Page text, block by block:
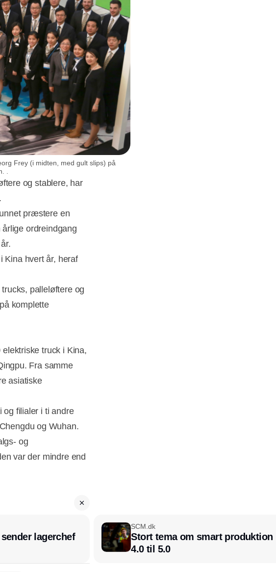
Frey (i midten, med gult slips) på
.
og stablere, har
præstere en
ordreindgang
Kina hvert år, heraf
palleløftere og
komplette
truck i Kina,
Fra samme
asiatiske
filialer i ti andre
og Wuhan.
og
var der mindre end
lagerchef
SCM.dk
Stort tema om smart
4.0 til 5.0